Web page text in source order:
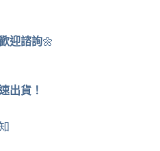
迎諮詢🌼
出貨！